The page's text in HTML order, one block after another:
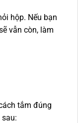
hộp. Nếu bạn
vẫn còn, làm
tắm đúng